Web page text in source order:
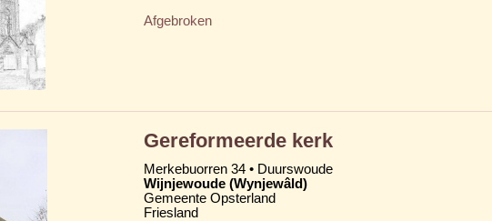
Afgebroken
Gereformeerde kerk
Merkebuorren 34 • Duurswoude
Wijnjewoude (Wynjewâld)
Gemeente Opsterland
Friesland